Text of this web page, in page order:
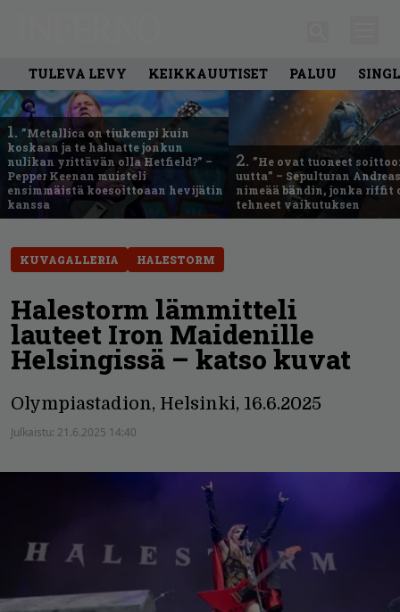
TULEVA LEVY KEIKKAUUTISET PALUU
1. ”Metallica on tiukempi kuin
koskaan ja te haluatte jonkun
nulikan yrittävän olla Hetfield?” –
Pepper Keenan muisteli
ensimmäistä koesoittoaan hevijätin
kanssa
2. ”He ovat tuoneet
uutta” – Sepulturan
nimeää bändin, jonka riffit
tehneet vaikutuksen
KUVAGALLERIA HALESTORM
Halestorm lämmitteli
lauteet Iron Maidenille
Helsingissä – katso kuvat
Olympiastadion, Helsinki, 16.6.2025
Julkaistu: 21.6.2025 14:40